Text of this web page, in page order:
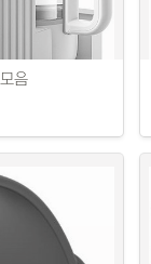
다.
음